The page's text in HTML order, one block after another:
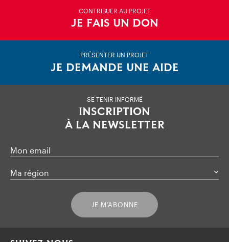
CONTRIBUER AU PROJET
JE FAIS UN DON
PRÉSENTER UN PROJET
JE DEMANDE UNE AIDE
SE TENIR INFORMÉ
INSCRIPTION
À LA NEWSLETTER
Mon email
Ma région
JE M’ABONNE